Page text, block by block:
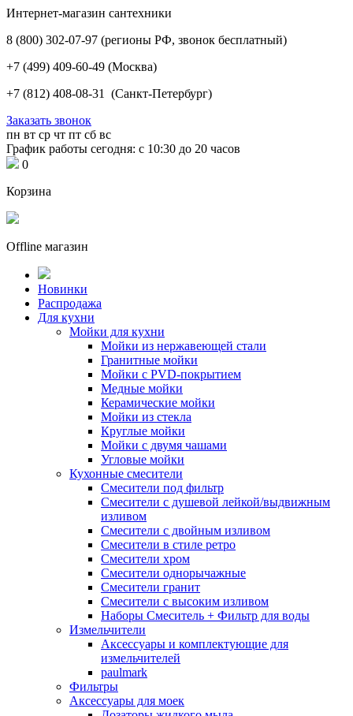
Интернет-магазин сантехники
8 (800) 302-07-97 (регионы РФ, звонок бесплатный)
+7 (499) 409-60-49 (Москва)
+7 (812) 408-08-31 (Санкт-Петербург)
Заказать звонок
пн вт ср чт пт сб вс
График работы сегодня: с 10:30 до 20 часов
0
Корзина
Offline магазин
Новинки
Распродажа
Для кухни
Мойки для кухни
Мойки из нержавеющей стали
Гранитные мойки
Мойки с PVD-покрытием
Медные мойки
Керамические мойки
Мойки из стекла
Круглые мойки
Мойки с двумя чашами
Угловые мойки
Кухонные смесители
Смесители под фильтр
Смесители с душевой лейкой/выдвижным
изливом
Смесители с двойным изливом
Смесители в стиле ретро
Смесители хром
Смесители однорычажные
Смесители гранит
Смесители с высоким изливом
Наборы Смеситель + Фильтр для воды
Измельчители
Аксессуары и комплектующие для
измельчителей
paulmark
Фильтры
Аксессуары для моек